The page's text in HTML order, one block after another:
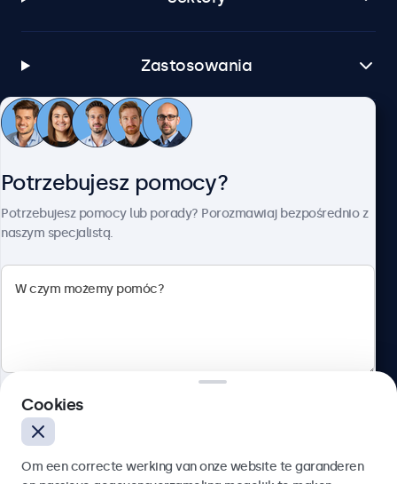
Zastosowania
Obsługa klienta
Polski
Potrzebujesz pomocy?
Potrzebujesz pomocy lub porady? Porozmawiaj bezpośrednio z
naszym specjalistą.
Wyślij
Cookies
Om een correcte werking van onze website te garanderen